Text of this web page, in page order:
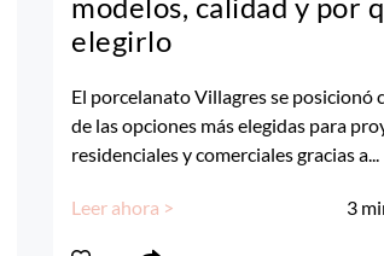
elegirlo
El porcelanato Villagres se posicionó
de las opciones más elegidas para
residenciales y comerciales gracias a...
Leer ahora > 3